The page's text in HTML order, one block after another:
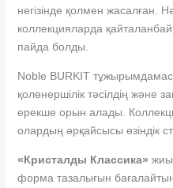
негізінде қолмен жасалған.
коллекцияларда
пайда болды.
Noble BURKIT
қолөнершілік тәсілдің және
ерекше орын алады.
олардың әрқайсысы өзіндік
«Кристалды Классика»
форма тазалығын